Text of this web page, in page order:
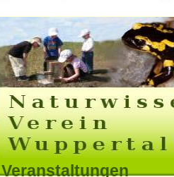
Veranstaltungen